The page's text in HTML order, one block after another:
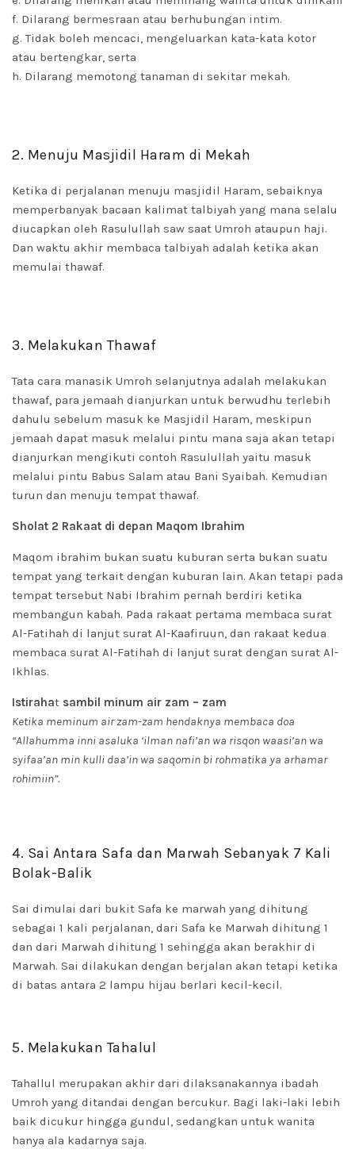
f. Dilarang bermesraan atau berhubungan intim.
g. Tidak boleh mencaci, mengeluarkan kata-kata kotor
atau bertengkar, serta
h. Dilarang memotong tanaman di sekitar mekah.
2. Menuju Masjidil Haram di Mekah
Ketika di perjalanan menuju masjidil Haram, sebaiknya
memperbanyak bacaan kalimat talbiyah yang mana selalu
diucapkan oleh Rasulullah saw saat Umroh ataupun haji.
Dan waktu akhir membaca talbiyah adalah ketika akan
memulai thawaf.
3. Melakukan Thawaf
Tata cara manasik Umroh selanjutnya adalah melakukan
thawaf, para jemaah dianjurkan untuk berwudhu terlebih
dahulu sebelum masuk ke Masjidil Haram, meskipun
jemaah dapat masuk melalui pintu mana saja akan tetapi
dianjurkan mengikuti contoh Rasulullah yaitu masuk
melalui pintu Babus Salam atau Bani Syaibah. Kemudian
turun dan menuju tempat thawaf.
Sholat 2 Rakaat di depan Maqom Ibrahim
Maqom ibrahim bukan suatu kuburan serta bukan suatu
tempat yang terkait dengan kuburan lain. Akan tetapi pada
tempat tersebut Nabi Ibrahim pernah berdiri ketika
membangun kabah. Pada rakaat pertama membaca surat
Al-Fatihah di lanjut surat Al-Kaafiruun, dan rakaat kedua
membaca surat Al-Fatihah di lanjut surat dengan surat Al-
Ikhlas.
Istirahat sambil minum air zam – zam
Ketika meminum air zam-zam hendaknya membaca doa
“Allahumma inni asaluka ‘ilman nafi’an wa risqon waasi’an wa
syifaa’an min kulli daa’in wa saqomin bi rohmatika ya arhamar
rohimiin”.
4. Sai Antara Safa dan Marwah Sebanyak 7 Kali
Bolak-Balik
Sai dimulai dari bukit Safa ke marwah yang dihitung
sebagai 1 kali perjalanan, dari Safa ke Marwah dihitung 1
dan dari Marwah dihitung 1 sehingga akan berakhir di
Marwah. Sai dilakukan dengan berjalan akan tetapi ketika
di batas antara 2 lampu hijau berlari kecil-kecil.
5. Melakukan Tahalul
Tahallul merupakan akhir dari dilaksanakannya ibadah
Umroh yang ditandai dengan bercukur. Bagi laki-laki lebih
baik dicukur hingga gundul, sedangkan untuk wanita
hanya ala kadarnya saja.